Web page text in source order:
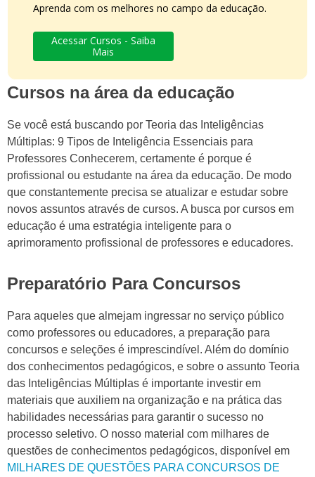
Aprenda com os melhores no campo da educação.
Acessar Cursos - Saiba
Mais
Cursos na área da educação
Se você está buscando por Teoria das Inteligências
Múltiplas: 9 Tipos de Inteligência Essenciais para
Professores Conhecerem, certamente é porque é
profissional ou estudante na área da educação. De modo
que constantemente precisa se atualizar e estudar sobre
novos assuntos através de cursos. A busca por cursos em
educação é uma estratégia inteligente para o
aprimoramento profissional de professores e educadores.
Preparatório Para Concursos
Para aqueles que almejam ingressar no serviço público
como professores ou educadores, a preparação para
concursos e seleções é imprescindível. Além do domínio
dos conhecimentos pedagógicos, e sobre o assunto Teoria
das Inteligências Múltiplas é importante investir em
materiais que auxiliem na organização e na prática das
habilidades necessárias para garantir o sucesso no
processo seletivo. O nosso material com milhares de
questões de conhecimentos pedagógicos, disponível em
MILHARES DE QUESTÕES PARA CONCURSOS DE